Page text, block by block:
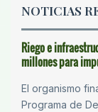
NOTICIAS
Riego e
millones para
El organismo
Programa de